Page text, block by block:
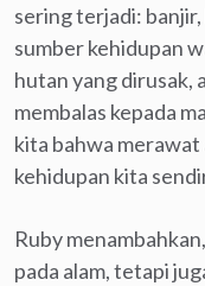
sering terjadi:
sumber kehidupan
hutan yang dirusak,
membalas kepada
kita bahwa merawat
kehidupan kita
Ruby
pada alam, tetapi